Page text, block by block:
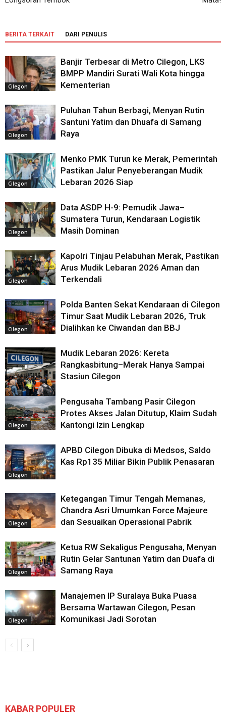
BERITA TERKAIT DARI PENULIS
Cilegon
Banjir Terbesar di Metro Cilegon, LKS
BMPP Mandiri Surati Wali Kota hingga
Kementerian
Cilegon
Puluhan Tahun Berbagi, Menyan Rutin
Santuni Yatim dan Dhuafa di Samang
Raya
Cilegon
Menko PMK Turun ke Merak, Pemerintah
Pastikan Jalur Penyeberangan Mudik
Lebaran 2026 Siap
Cilegon
Data ASDP H-9: Pemudik Jawa–
Sumatera Turun, Kendaraan Logistik
Masih Dominan
Cilegon
Kapolri Tinjau Pelabuhan Merak, Pastikan
Arus Mudik Lebaran 2026 Aman dan
Terkendali
Cilegon
Polda Banten Sekat Kendaraan di Cilegon
Timur Saat Mudik Lebaran 2026, Truk
Dialihkan ke Ciwandan dan BBJ
Cilegon
Mudik Lebaran 2026: Kereta
Rangkasbitung–Merak Hanya Sampai
Stasiun Cilegon
Cilegon
Pengusaha Tambang Pasir Cilegon
Protes Akses Jalan Ditutup, Klaim Sudah
Kantongi Izin Lengkap
Cilegon
APBD Cilegon Dibuka di Medsos, Saldo
Kas Rp135 Miliar Bikin Publik Penasaran
Cilegon
Ketegangan Timur Tengah Memanas,
Chandra Asri Umumkan Force Majeure
dan Sesuaikan Operasional Pabrik
Cilegon
Ketua RW Sekaligus Pengusaha, Menyan
Rutin Gelar Santunan Yatim dan Duafa di
Samang Raya
Cilegon
Manajemen IP Suralaya Buka Puasa
Bersama Wartawan Cilegon, Pesan
Komunikasi Jadi Sorotan
KABAR POPULER